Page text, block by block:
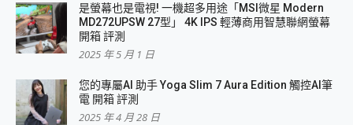
是螢幕也是電視! 一機超多用途「MSI微星 Modern
MD272UPSW 27型」 4K IPS 輕薄商用智慧聯網螢幕
開箱 評測
2025 年 5 月 1 日
您的專屬AI 助手 Yoga Slim 7 Aura Edition 觸控AI筆
電 開箱 評測
2025 年 4 月 28 日